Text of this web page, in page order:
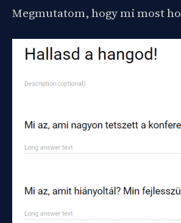
Megmutatom, hogy mi most